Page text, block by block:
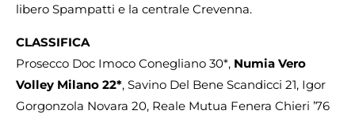
libero Spampatti e la centrale Crevenna.
CLASSIFICA
Prosecco Doc Imoco Conegliano 30*, Numia Vero
Volley Milano 22*, Savino Del Bene Scandicci 21, Igor
Gorgonzola Novara 20, Reale Mutua Fenera Chieri ’76